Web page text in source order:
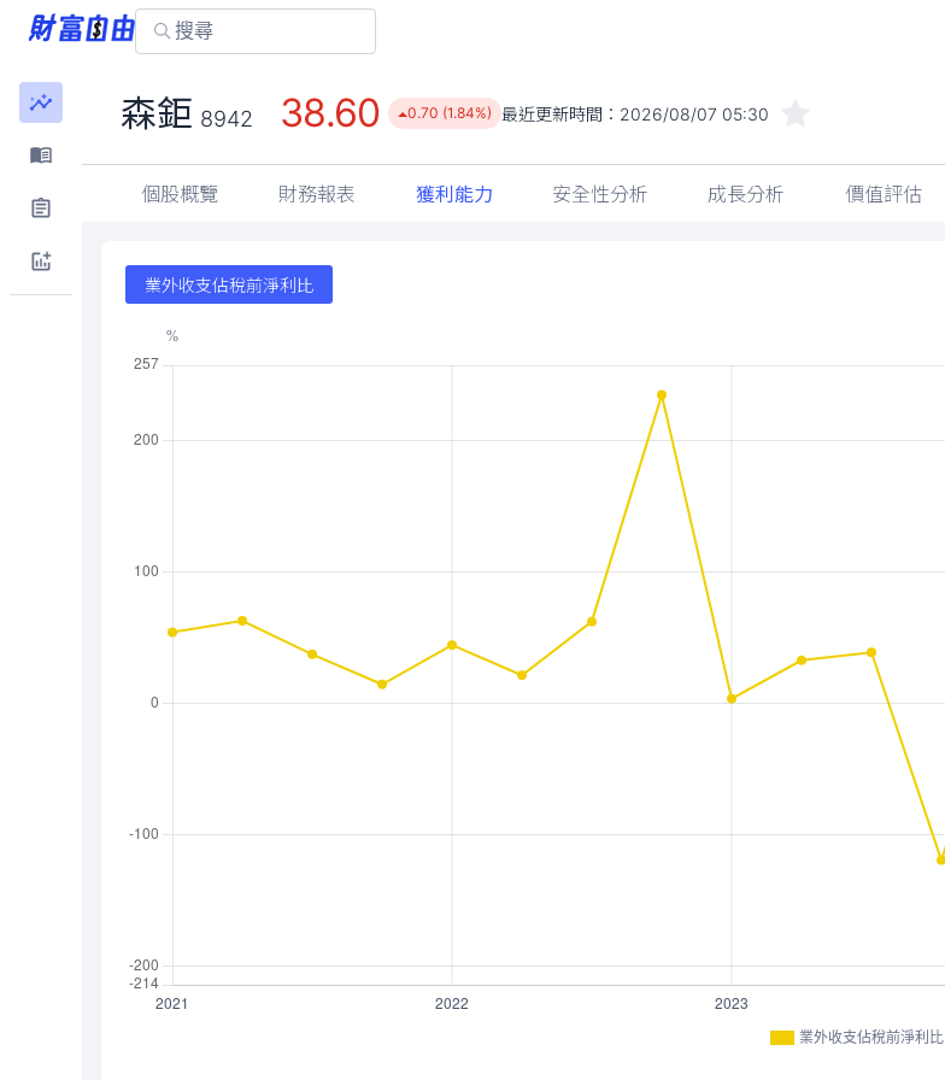
森鉅 8942 38.60 0.70 (1.84%) 最近更新時間： 2026/08/07 05:30
個股概覽 財務報表 獲利能力 安全性分析 成長分析 價值評估
業外收支佔稅前淨利比
業外收支佔稅前淨利比